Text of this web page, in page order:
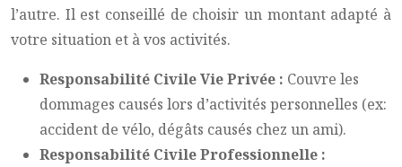
l’autre. Il est conseillé de choisir un montant adapté à
votre situation et à vos activités.
Responsabilité Civile Vie Privée : Couvre les
dommages causés lors d’activités personnelles (ex:
accident de vélo, dégâts causés chez un ami).
Responsabilité Civile Professionnelle :